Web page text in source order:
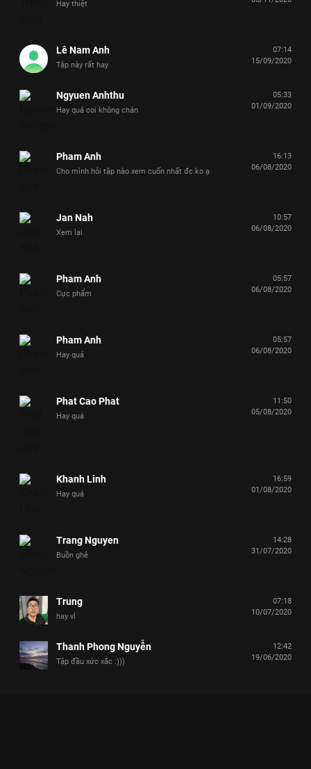
Hay thiệt
Lê Nam Anh
Tập này rất hay
07:14
15/09/2020
Ngyuen Anhthu
Hay quá coi không chán
05:33
01/09/2020
Pham Anh
Cho mình hỏi tập nào xem cuốn nhất đc ko ạ
16:13
06/08/2020
Jan Nah
Xem lại
10:57
06/08/2020
Pham Anh
Cực phẩm
05:57
06/08/2020
Pham Anh
Hay quá
05:57
06/08/2020
Phat Cao Phat
Hay quá
11:50
05/08/2020
Khanh Linh
Hay quá
16:59
01/08/2020
Trang Nguyen
Buồn ghê
14:28
31/07/2020
Trung
hay vl
07:18
10/07/2020
Thanh Phong Nguyễn
Tập đầu xức xắc :)))
12:42
19/06/2020